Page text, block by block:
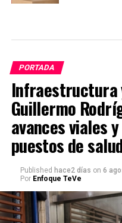
PORTADA
Infraestructura
Guillermo
avances viales
puestos de
Published hace2 días on 6
Por Enfoque TeVe